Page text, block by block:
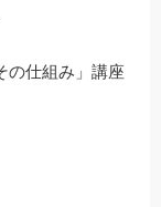
の仕組み」講座